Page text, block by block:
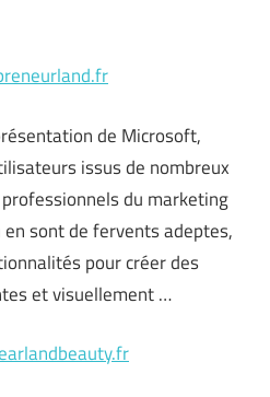
de Microsoft,
issus de nombreux
du marketing
sont de fervents adeptes,
pour créer des
et visuellement …